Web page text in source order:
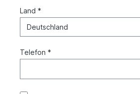
Land *
Telefon *